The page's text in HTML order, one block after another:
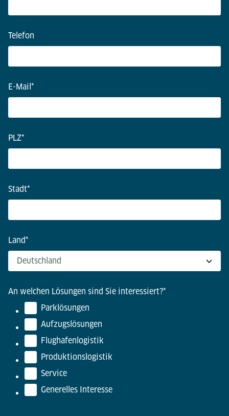
Telefon
E-Mail *
PLZ*
Stadt*
Land*
An welchen Lösungen sind Sie interessiert?*
Parklösungen
Aufzugslösungen
Flughafenlogistik
Produktionslogistik
Service
Generelles Interesse